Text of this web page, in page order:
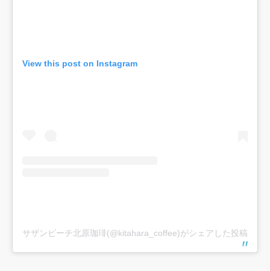
View this post on Instagram
サザンビーチ北原珈琲(@kitahara_coffee)がシェアした投稿